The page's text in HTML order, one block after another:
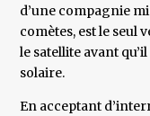
d’une compagnie
comètes, est le seul
le satellite avant
solaire.
En acceptant